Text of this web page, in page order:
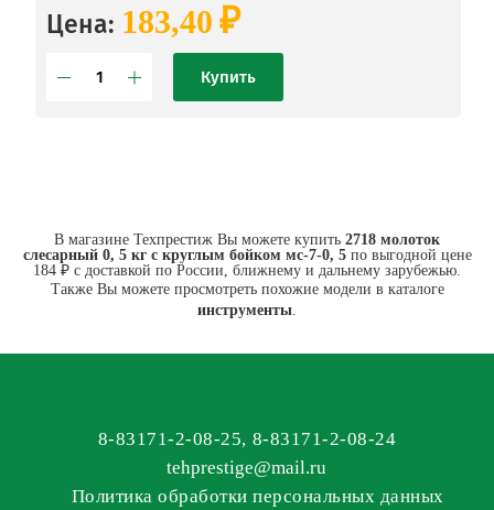
Цена: 183,40 ₽
Купить
В магазине Техпрестиж Вы можете купить 2718 молоток
слесарный 0, 5 кг с круглым бойком мс-7-0, 5по выгодной цене
184 ₽ с доставкой по России, ближнему и дальнему зарубежью.
Также Вы можете просмотреть похожие модели в каталоге
инструменты.
8-83171-2-08-25, 8-83171-2-08-24
tehprestige@mail.ru
Политика обработки персональных данных